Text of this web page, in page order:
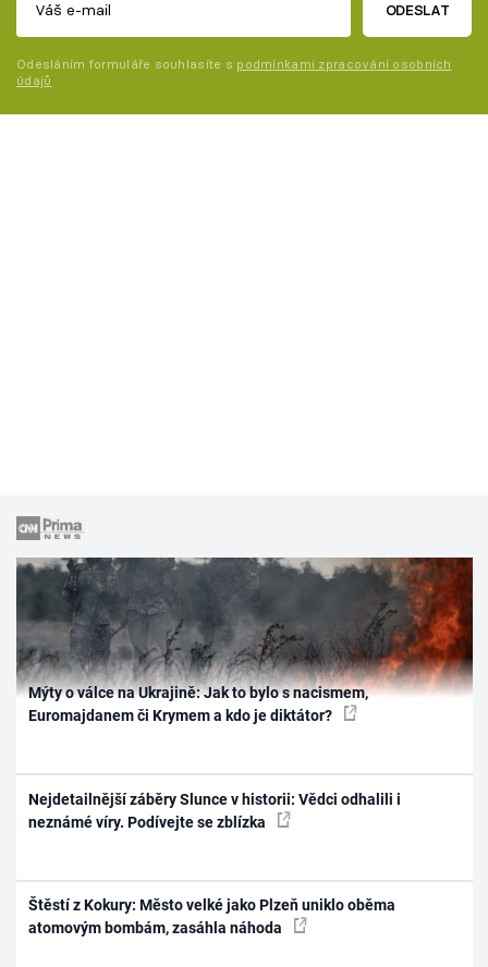
ODESLAT
Odesláním formuláře souhlasíte s podmínkami zpracování osobních
údajů
Mýty o válce na Ukrajině: Jak to bylo s nacismem,
Euromajdanem či Krymem a kdo je diktátor?
Nejdetailnější záběry Slunce v historii: Vědci odhalili i
neznámé víry. Podívejte se zblízka
Štěstí z Kokury: Město velké jako Plzeň uniklo oběma
atomovým bombám, zasáhla náhoda